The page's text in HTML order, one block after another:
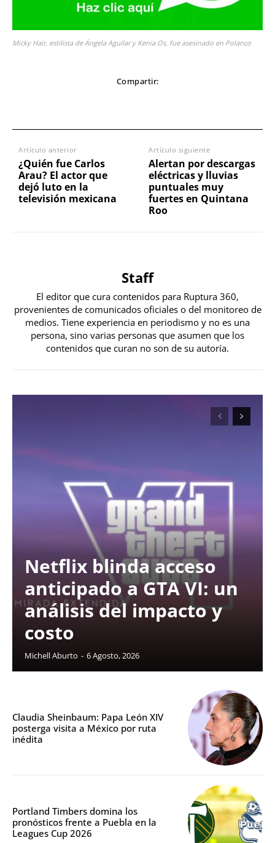
Micky Hair, estilista de Ángela Aguilar y Kenia Os, fue asesinado en Polanco
Compartir:
Artículo anterior
¿Quién fue Carlos
Arau? El actor que
dejó luto en la
televisión mexicana
Artículo siguiente
Alertan por descargas
eléctricas y lluvias
puntuales muy
fuertes en Quintana
Roo
Staff
El editor que cura contenidos para Ruptura 360,
provenientes de comunicados oficiales o del monitoreo de
medios. Tiene experiencia en periodismo y no es una
persona, sino varias personas que asumen que los
contenidos que curan no son de su autoría.
Netflix blinda acceso
anticipado a GTA VI: un
análisis del impacto y
costo
Michell Aburto - 6 Agosto, 2026
Claudia Sheinbaum: Papa León XIV
posterga visita a México por ruta
inédita
Portland Timbers domina los
pronósticos frente a Puebla en la
Leagues Cup 2026